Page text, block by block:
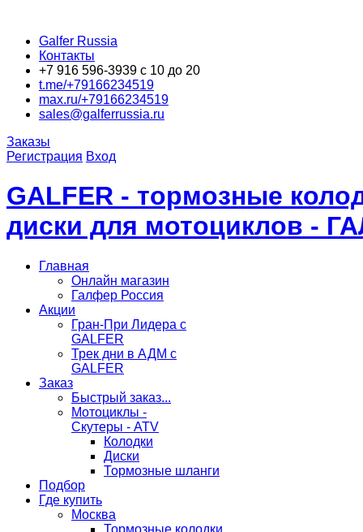
Galfer Russia
Контакты
+7 916 596-3939 с 10 до 20
t.me/+79166234519
max.ru/+79166234519
sales@galferrussia.ru
Заказы
Регистрация Вход
GALFER - тормозные
диски для мотоциклов -
Главная
Онлайн магазин
Галфер Россия
Акции
Гран-При Лидера c
GALFER
Трек дни в АДМ с
GALFER
Заказ
Быстрый заказ...
Мотоциклы -
Скутеры - ATV
Колодки
Диски
Тормозные шланги
Подбор
Где купить
Москва
Тормозные колодки